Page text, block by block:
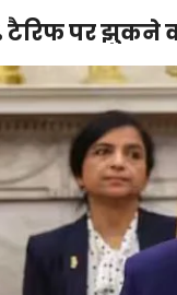
दुनिया उत्तराखंड
मनोरंजन
पर झुकने